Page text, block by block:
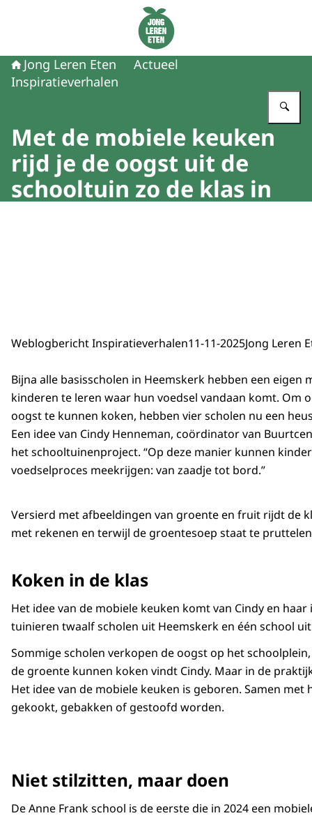
Naar de homepage van Jong Leren Eten
Jong Leren Eten
Actueel
Inspiratieverhalen
Met de mobiele keuken
rijd je de oogst uit de
schooltuin zo de klas in
Weblogbericht Inspiratieverhalen11-11-2025Jong Leren
Bijna alle basisscholen in Heemskerk hebben een eigen
kinderen te leren waar hun voedsel vandaan komt. Om
oogst te kunnen koken, hebben vier scholen nu een
Een idee van Cindy Henneman, coördinator van
het schooltuinenproject. “Op deze manier kunnen
voedselproces meekrijgen: van zaadje tot bord.”
Versierd met afbeeldingen van groente en fruit rijdt de
met rekenen en terwijl de groentesoep staat te
Koken in de klas
Het idee van de mobiele keuken komt van Cindy en
tuinieren twaalf scholen uit Heemskerk en één school
Sommige scholen verkopen de oogst op het
de groente kunnen koken vindt Cindy. Maar in de
Het idee van de mobiele keuken is geboren. Samen
gekookt, gebakken of gestoofd worden.
Niet stilzitten, maar doen
De Anne Frank school is de eerste die in 2024 een